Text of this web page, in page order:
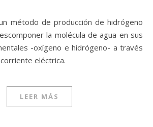
la molécula de agua en sus
-oxígeno e hidrógeno- a través
eléctrica.
LEER MÁS